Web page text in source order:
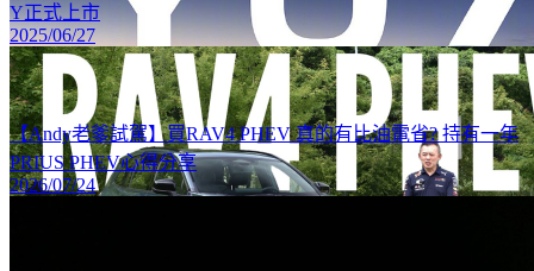
Y正式上市
2025/06/27
【Andy老爹試駕】買RAV4 PHEV 真的有比油電省? 持有一年
PRIUS PHEV心得分享
2026/07/24